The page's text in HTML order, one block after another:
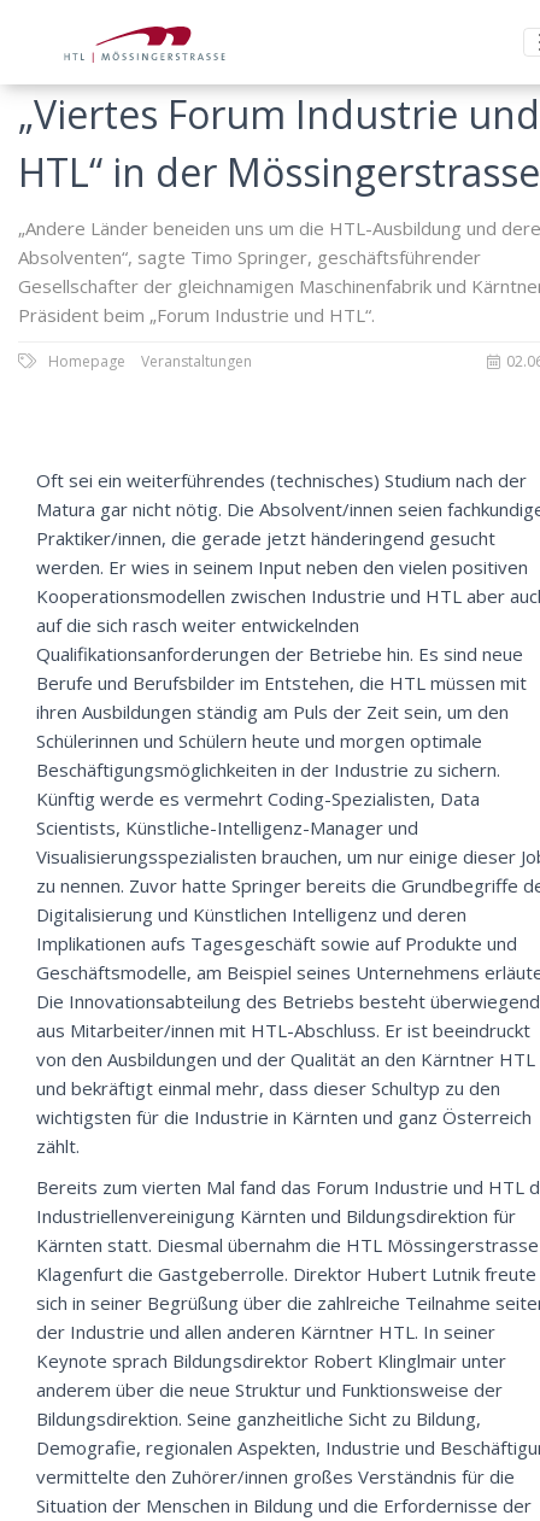
„Viertes Forum Industrie und
HTL“ in der Mössingerstrasse
„Andere Länder beneiden uns um die HTL-Ausbildung und
Absolventen“, sagte Timo Springer, geschäftsführender
Gesellschafter der gleichnamigen Maschinenfabrik und
Präsident beim „Forum Industrie und HTL“.
Homepage Veranstaltungen
Oft sei ein weiterführendes (technisches) Studium nach der
Matura gar nicht nötig. Die Absolvent/innen seien
Praktiker/innen, die gerade jetzt händeringend gesucht
werden. Er wies in seinem Input neben den vielen positiven
Kooperationsmodellen zwischen Industrie und HTL aber
auf die sich rasch weiter entwickelnden
Qualifikationsanforderungen der Betriebe hin. Es sind neue
Berufe und Berufsbilder im Entstehen, die HTL müssen mit
ihren Ausbildungen ständig am Puls der Zeit sein, um den
Schülerinnen und Schülern heute und morgen optimale
Beschäftigungsmöglichkeiten in der Industrie zu sichern.
Künftig werde es vermehrt Coding-Spezialisten, Data
Scientists, Künstliche-Intelligenz-Manager und
Visualisierungsspezialisten brauchen, um nur einige dieser
zu nennen. Zuvor hatte Springer bereits die Grundbegriffe
Digitalisierung und Künstlichen Intelligenz und deren
Implikationen aufs Tagesgeschäft sowie auf Produkte und
Geschäftsmodelle, am Beispiel seines Unternehmens
Die Innovationsabteilung des Betriebs besteht überwiegend
aus Mitarbeiter/innen mit HTL-Abschluss. Er ist beeindruckt
von den Ausbildungen und der Qualität an den Kärntner HTL
und bekräftigt einmal mehr, dass dieser Schultyp zu den
wichtigsten für die Industrie in Kärnten und ganz Österreich
zählt.
Bereits zum vierten Mal fand das Forum Industrie und HTL
Industriellenvereinigung Kärnten und Bildungsdirektion für
Kärnten statt. Diesmal übernahm die HTL Mössingerstrasse
Klagenfurt die Gastgeberrolle. Direktor Hubert Lutnik freute
sich in seiner Begrüßung über die zahlreiche Teilnahme
der Industrie und allen anderen Kärntner HTL. In seiner
Keynote sprach Bildungsdirektor Robert Klinglmair unter
anderem über die neue Struktur und Funktionsweise der
Bildungsdirektion. Seine ganzheitliche Sicht zu Bildung,
Demografie, regionalen Aspekten, Industrie und
vermittelte den Zuhörer/innen großes Verständnis für die
Situation der Menschen in Bildung und die Erfordernisse der